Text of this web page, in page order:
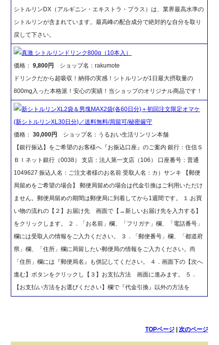
シトルリンDX（アルギニン・エキストラ・プラス）は、業界最高水準の
シトルリンが含まれています。最高峰の配合成分で絶対的な自分を取り
戻して下さい。
真激 シトルリンドリンク800α（10本入）
価格：9,800円
ショップ名：rakumote
ドリンクだから超吸収！納得の実感！シトルリンが1日最大摂取量の
800mg入った本格派！安心の実績！当ショップのオリジナル商品です！
新シトルリンXL2袋＆男塊MAX2袋(各60日分)＋初回注文限定オマケ
(新シトルリンXL30日分)／送料無料/局留可/秘密厳守
価格：30,000円
ショップ名：うるおい生活リンリン本舗
【銀行振込】をご希望のお客様へ『お振込口座』のご案内 銀行：住信Ｓ
ＢＩネット銀行（0038） 支店：法人第一支店（106） 口座番号：普通
1049627 振込人名：ご注文者様のお名前 受取人名：カ）サンキ 【郵便
局留めをご希望の場合】 郵便局留めの場合は代金引換はご利用いただけ
ません。郵便局留めの期間は郵便局に到着してから1週間です。 １.お買
い物の流れの【２】お届け先 画面で【→新しいお届け先を入力する】
をクリックします。 ２．「お名前」欄、「フリガナ」欄、「電話番号」
欄には受取人の情報をご入力ください。 ３．「郵便番号」欄、「都道府
県」欄、「住所」欄に局留したい郵便局の情報をご入力ください。尚
「住所」欄には『郵便局名』も併記してください。 ４．画面下の【次へ
進む】ボタンをクリックし【３】お支払方法 画面に進みます。 ５．
【お支払い方法をお選びください】欄で『代金引換』以外の方法を
TOPページ| 次のページ